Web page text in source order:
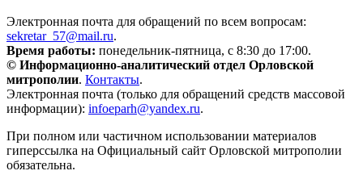
Электронная почта для обращений по всем вопросам:
sekretar_57@mail.ru.
Время работы: понедельник-пятница, с 8:30 до 17:00.
© Информационно-аналитический отдел Орловской
митрополии. Контакты.
Электронная почта (только для обращений средств массовой
информации): infoeparh@yandex.ru.
При полном или частичном использовании материалов
гиперссылка на Официальный сайт Орловской митрополии
обязательна.